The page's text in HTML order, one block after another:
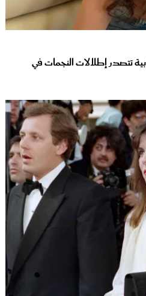
تتصدر إطلالات النجمات في